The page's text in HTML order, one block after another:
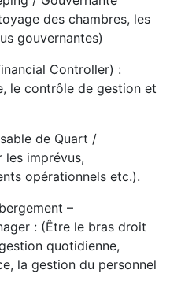
des chambres, les
gouvernantes)
Controller) :
le contrôle de gestion et
de Quart /
les imprévus,
opérationnels etc.).
–
: (Être le bras droit
quotidienne,
la gestion du personnel